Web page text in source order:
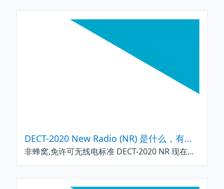
DECT-2020 New Radio (NR) 是什么，有多大意义？
非蜂窝,免许可无线电标准 DECT-2020 NR 现在是 5G 标准的一部分.DECT-2020 NR运行在全球免许可的1.9GHz频段,这意味着您可以在没有频率规划及频谱租赁成本的情况下搭建网络